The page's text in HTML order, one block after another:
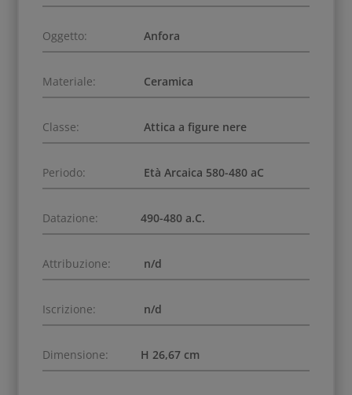
Oggetto: Anfora
Materiale: Ceramica
Classe: Attica a figure nere
Periodo: Età Arcaica 580-480 aC
Datazione: 490-480 a.C.
Attribuzione: n/d
Iscrizione: n/d
Dimensione: H 26,67 cm